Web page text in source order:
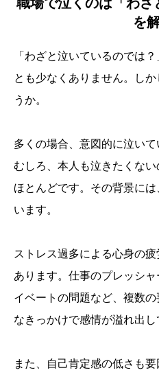
職場で泣くのは「わざ
を
「わざと泣いているのでは
とも少なくありません。し
うか。
多くの場合、意図的に泣いて
むしろ、本人も泣きたくな
ほとんどです。その背景に
います。
ストレス過多による心身の
あります。仕事のプレッシ
イベートの問題など、複数
なきっかけで感情が溢れ出し
また、自己肯定感の低さも